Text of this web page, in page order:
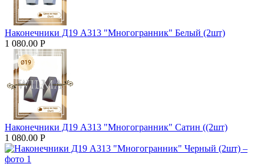
Наконечники Д19 А313 "Многогранник" Белый (2шт)
1 080.00 Р
Наконечники Д19 А313 "Многогранник" Сатин ((2шт)
1 080.00 Р